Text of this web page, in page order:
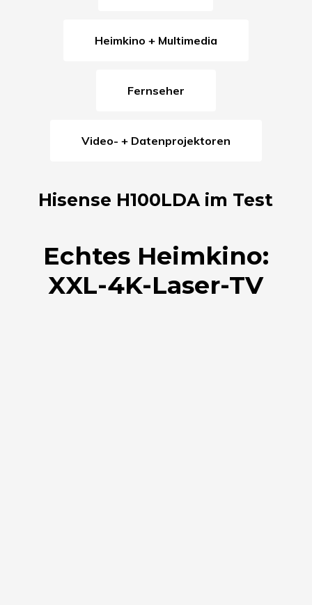
Heimkino + Multimedia
Fernseher
Video- + Datenprojektoren
Hisense H100LDA im Test
Echtes Heimkino:
XXL-4K-Laser-TV